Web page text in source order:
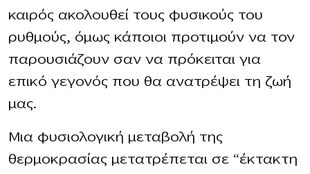
καιρός ακολουθεί τους φυσικούς του
ρυθμούς, όμως κάποιοι προτιμούν να τον
παρουσιάζουν σαν να πρόκειται για
επικό γεγονός που θα ανατρέψει τη ζωή
μας.
Μια φυσιολογική μεταβολή της
θερμοκρασίας μετατρέπεται σε “έκτακτη